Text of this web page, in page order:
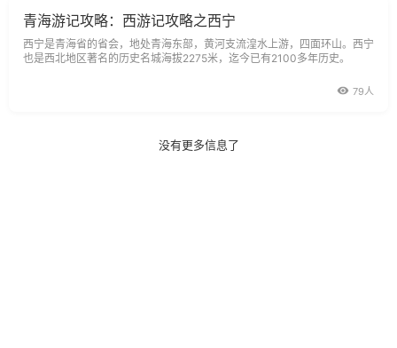
青海游记攻略：西游记攻略之西宁
西宁是青海省的省会，地处青海东部，黄河支流湟水上游，四面环山。西宁
也是西北地区著名的历史名城海拔2275米，迄今已有2100多年历史。
79人
没有更多信息了